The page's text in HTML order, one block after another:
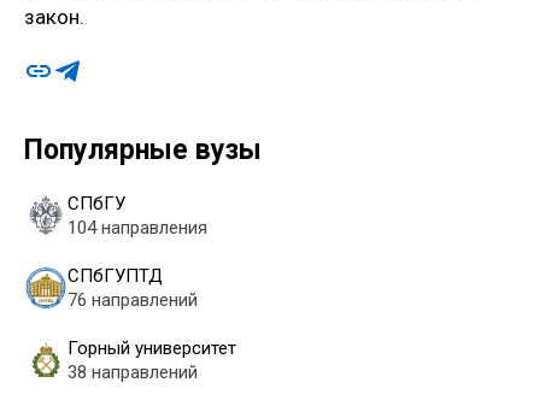
Популярные вузы
СПбГУ
104 направления
СПбГУПТД
76 направлений
Горный университет
38 направлений
закон.